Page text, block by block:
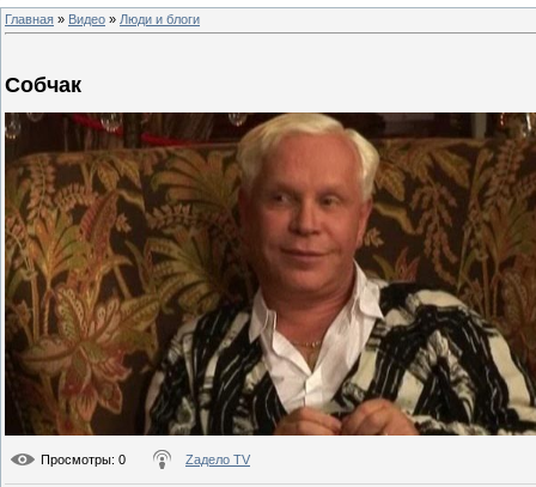
Главная » Видео » Люди и блоги
Собчак
Просмотры: 0 Zадело TV